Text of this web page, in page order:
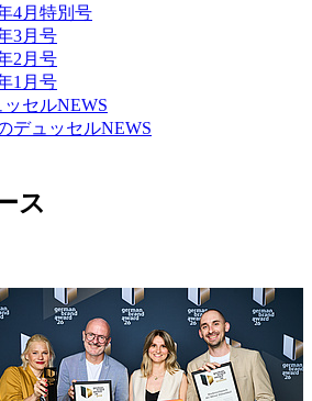
4月特別号
3月号
2月号
1月号
セルNEWS
デュッセルNEWS
ス